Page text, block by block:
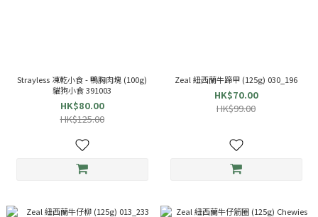
Strayless 凍乾小食 - 鴨胸肉塊 (100g)
貓狗小食 391003
HK$80.00
HK$125.00
Zeal 紐西蘭牛蹄甲 (125g) 030_196
HK$70.00
HK$99.00